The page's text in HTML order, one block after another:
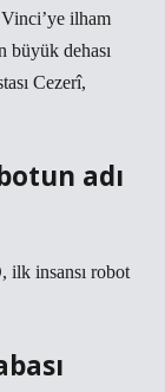
ilham
büyük dehası
Cezerî,
adı
ilk insansı robot